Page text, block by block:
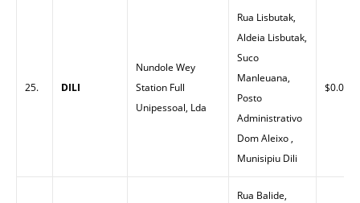
25. DILI
Nundole Wey
Station Full
Unipessoal, Lda
Rua Lisbutak,
Aldeia Lisbutak,
Suco
Manleuana,
Posto
Administrativo
Dom Aleixo ,
Munisipiu Dili
$0.00
Rua Balide,